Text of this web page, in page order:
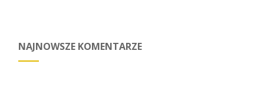
NAJNOWSZE KOMENTARZE